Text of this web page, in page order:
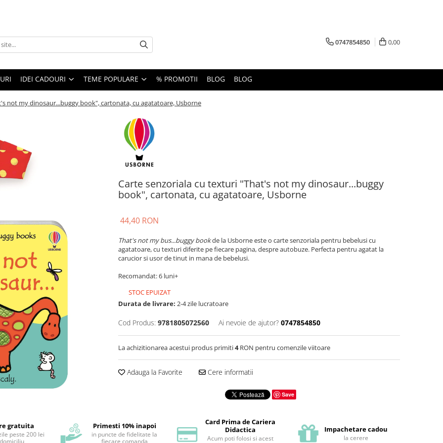
0747854850 0,00
IDEI CADOURI TEME POPULARE % PROMOTII BLOG BLOG
not my dinosaur...buggy book", cartonata, cu agatatoare, Usborne
Carte senzoriala cu texturi "That's not my dinosaur...buggy
book", cartonata, cu agatatoare, Usborne
44,40 RON
That's not my bus...buggy bookde la Usborne este o carte senzoriala pentru bebelusi cu
agatatoare, cu texturi diferite pe fiecare pagina, despre autobuze. Perfecta pentru agatat la
carucior si usor de tinut in mana de bebelusi.
Recomandat: 6 luni+
STOC EPUIZAT
Durata de livrare: 2-4 zile lucratoare
Cod Produs: 9781805072560 Ai nevoie de ajutor? 0747854850
La achizitionarea acestui produs primiti4RON pentru comenzile viitoare
Adauga la Favorite Cere informatii
Save
gratuita
peste 200 lei
Primesti 10% inapoi
in puncte de fidelitate la
Card Prima de Cariera
Didactica
Acum poti folosi si acest
Impachetare cadou
la cerere